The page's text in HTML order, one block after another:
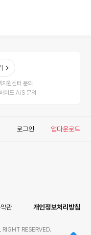
원센터 문의
이드 A/S 문의
로그인 앱다운로드
관 개인정보처리방침
RESERVED.